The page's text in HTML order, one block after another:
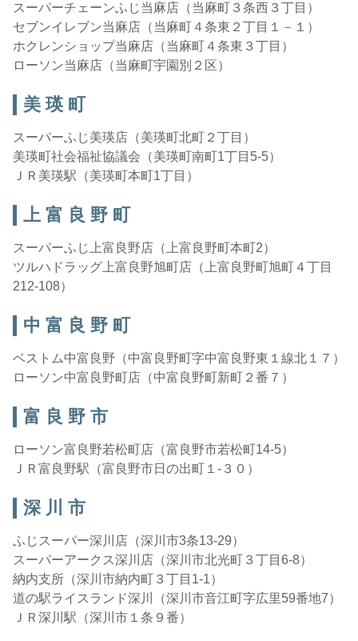
スーパーチェーンふじ当麻店（当麻町３条西３丁目）
セブンイレブン当麻店（当麻町４条東２丁目１－１）
ホクレンショップ当麻店（当麻町４条東３丁目）
ローソン当麻店（当麻町宇園別２区）
美 瑛 町
スーパーふじ美瑛店（美瑛町北町２丁目）
美瑛町社会福祉協議会（美瑛町南町1丁目5-5）
ＪＲ美瑛駅（美瑛町本町1丁目）
上 富 良 野 町
スーパーふじ上富良野店（上富良野町本町2）
ツルハドラッグ上富良野旭町店（上富良野町旭町４丁目
212-108）
中 富 良 野 町
ベストム中富良野（中富良野町字中富良野東１線北１７）
ローソン中富良野町店（中富良野町新町２番７）
富 良 野 市
ローソン富良野若松町店（富良野市若松町14-5）
ＪＲ富良野駅（富良野市日の出町１-３０）
深 川 市
ふじスーパー深川店（深川市3条13-29）
スーパーアークス深川店（深川市北光町３丁目6-8）
納内支所（深川市納内町３丁目1-1）
道の駅ライスランド深川（深川市音江町字広里59番地7）
ＪＲ深川駅（深川市１条９番）